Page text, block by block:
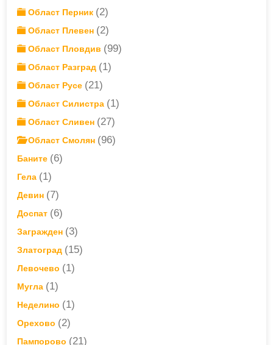
Област Перник (2)
Област Плевен (2)
Област Пловдив (99)
Област Разград (1)
Област Русе (21)
Област Силистра (1)
Област Сливен (27)
Област Смолян (96)
Баните (6)
Гела (1)
Девин (7)
Доспат (6)
Загражден (3)
Златоград (15)
Левочево (1)
Мугла (1)
Неделино (1)
Орехово (2)
Пампорово (21)